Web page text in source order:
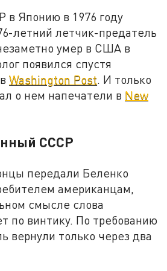
в Японию в 1976 году
летний летчик-предатель
умер в США в
появился спустя
вWashington Post. И только
о нем напечатели в New
СССР
передали Беленко
американцам,
смысле слова
по винтику. По требованию
вернули только через два